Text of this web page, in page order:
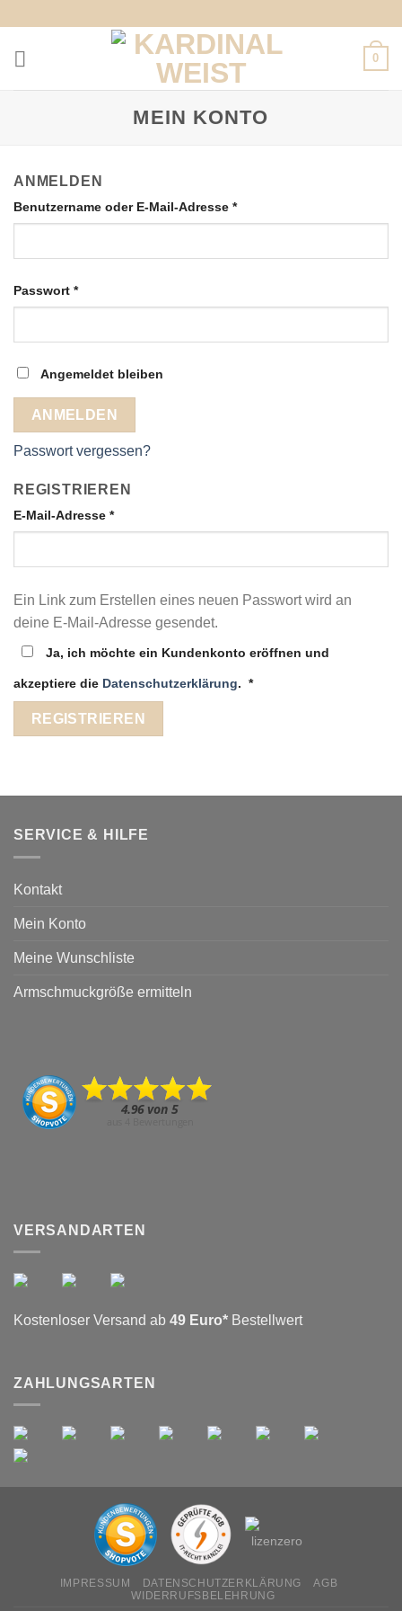
springen
0
MEIN KONTO
ANMELDEN
Benutzername oder E-Mail-Adresse *Erforderlich
Passwort *Erforderlich
Angemeldet bleiben
ANMELDEN
Passwort vergessen?
REGISTRIEREN
E-Mail-Adresse *Erforderlich
Ein Link zum Erstellen eines neuen Passwort wird an
deine E-Mail-Adresse gesendet.
Ja, ich möchte ein Kundenkonto eröffnen und
akzeptiere die Datenschutzerklärung. *
REGISTRIEREN
SERVICE & HILFE
Kontakt
Mein Konto
Meine Wunschliste
Armschmuckgröße ermitteln
VERSANDARTEN
Kostenloser Versand ab 49 Euro* Bestellwert
ZAHLUNGSARTEN
IMPRESSUM DATENSCHUTZERKLÄRUNG
AGB
WIDERRUFSBELEHRUNG